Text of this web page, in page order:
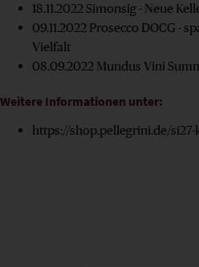
18.11.2022 Simonsig - Neue
09.11.2022 Prosecco DOCG -
Vielfalt
08.09.2022 Mundus Vini
Weitere Informationen unter:
https://shop.pellegrini.de/si27-